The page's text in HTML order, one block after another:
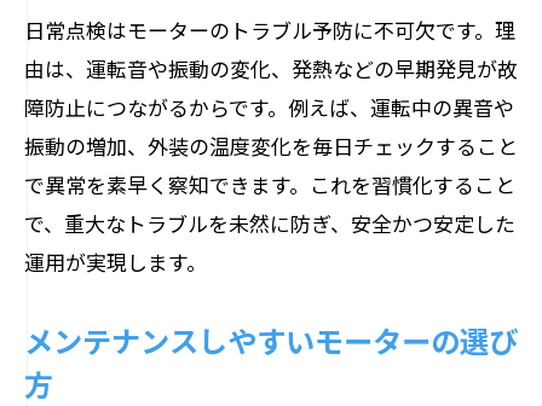
日常点検はモーターのトラブル予防に不可欠です。理
由は、運転音や振動の変化、発熱などの早期発見が故
障防止につながるからです。例えば、運転中の異音や
振動の増加、外装の温度変化を毎日チェックすること
で異常を素早く察知できます。これを習慣化すること
で、重大なトラブルを未然に防ぎ、安全かつ安定した
運用が実現します。
メンテナンスしやすいモーターの選び
方